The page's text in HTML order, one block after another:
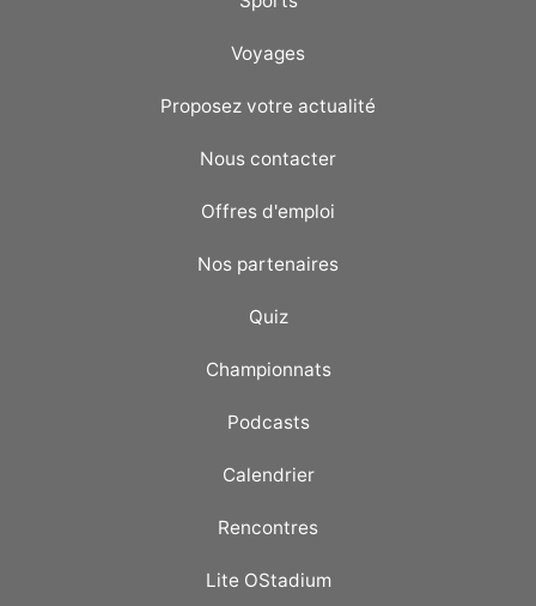
Voyages
Proposez votre actualité
Nous contacter
Offres d'emploi
Nos partenaires
Quiz
Championnats
Podcasts
Calendrier
Rencontres
Lite OStadium